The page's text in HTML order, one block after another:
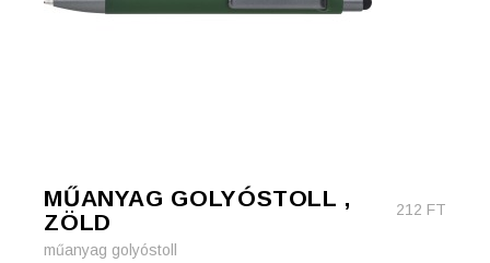
MŰANYAG GOLYÓSTOLL ,
ZÖLD
212 FT
műanyag golyóstoll